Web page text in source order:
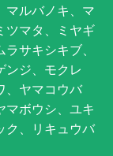
マルバノキ、マ
ツマタ、ミヤギ
サキシキブ、
ンジ、モクレ
、ヤマコウバ
マボウシ、ユキ
ク、リキュウバ